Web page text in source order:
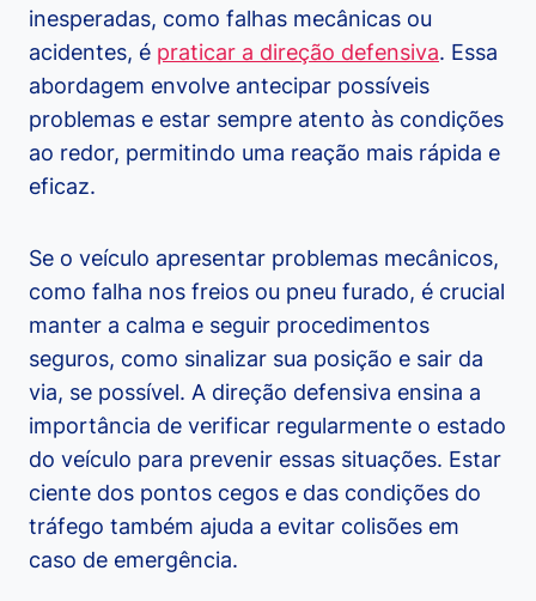
inesperadas, como falhas mecânicas ou
acidentes, é praticar a direção defensiva. Essa
abordagem envolve antecipar possíveis
problemas e estar sempre atento às condições
ao redor, permitindo uma reação mais rápida e
eficaz.
Se o veículo apresentar problemas mecânicos,
como falha nos freios ou pneu furado, é crucial
manter a calma e seguir procedimentos
seguros, como sinalizar sua posição e sair da
via, se possível. A direção defensiva ensina a
importância de verificar regularmente o estado
do veículo para prevenir essas situações. Estar
ciente dos pontos cegos e das condições do
tráfego também ajuda a evitar colisões em
caso de emergência.